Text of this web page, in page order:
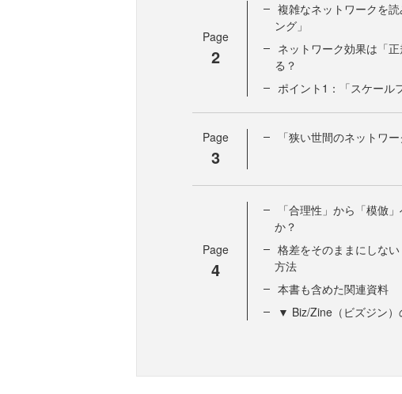
Page
2
複雑なネットワークを
ング」
ネットワーク効果は「
る？
ポイント1：「スケール
Page
3
「狭い世間のネットワ
Page
4
「合理性」から「模倣
か？
格差をそのままにしな
方法
本書も含めた関連資料
▼ Biz/Zine（ビズジン